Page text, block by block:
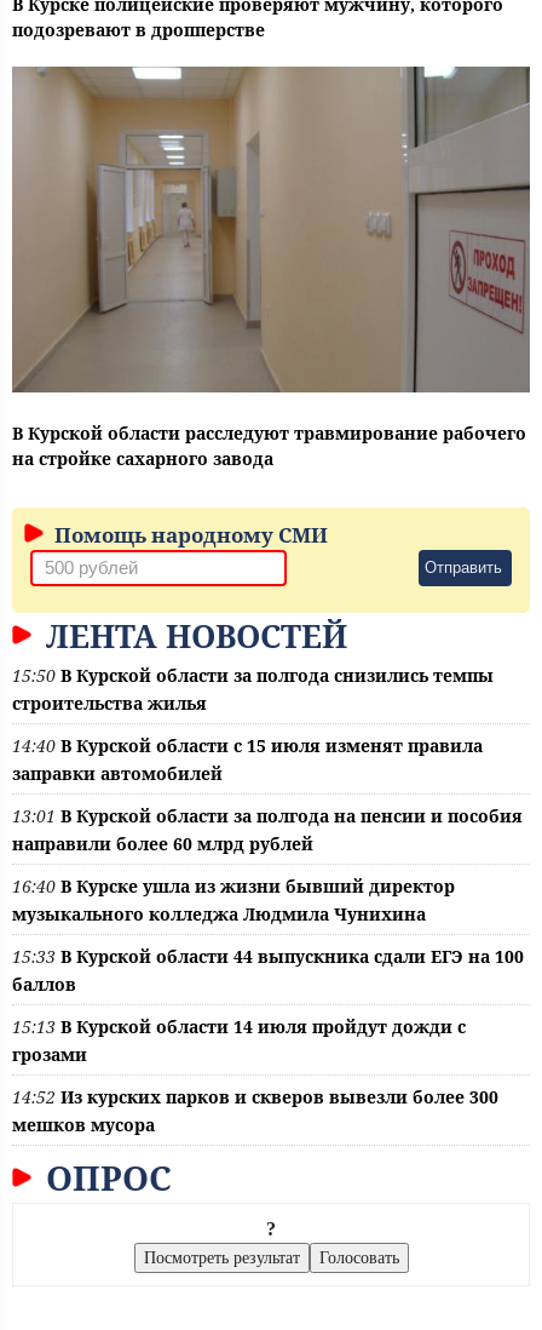
подозревают в дропперстве
В Курской области расследуют травмирование рабочего
на стройке сахарного завода
Помощь народному СМИ
Отправить
ЛЕНТА НОВОСТЕЙ
15:50 В Курской области за полгода снизились темпы
строительства жилья
14:40 В Курской области с 15 июля изменят правила
заправки автомобилей
13:01 В Курской области за полгода на пенсии и пособия
направили более 60 млрд рублей
16:40 В Курске ушла из жизни бывший директор
музыкального колледжа Людмила Чунихина
15:33 В Курской области 44 выпускника сдали ЕГЭ на 100
баллов
15:13 В Курской области 14 июля пройдут дожди с
грозами
14:52 Из курских парков и скверов вывезли более 300
мешков мусора
ОПРОС
?